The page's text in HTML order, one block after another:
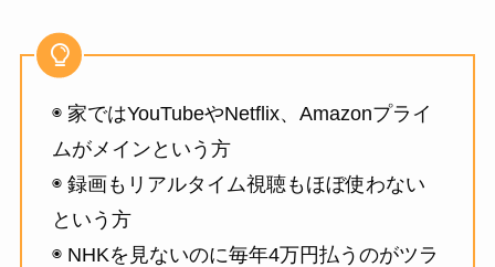
◉ 家ではYouTubeやNetflix、Amazonプライ
ムがメインという方
◉ 録画もリアルタイム視聴もほぼ使わない
という方
◉ NHKを見ないのに毎年4万円払うのがツラ